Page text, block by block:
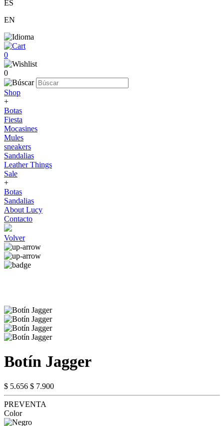
ES
EN
0
0
Shop
+
Botas
Fiesta
Mocasines
Mules
sneakers
Sandalias
Leather Things
Sale
+
Botas
Sandalias
About Lucy
Contacto
Volver
Botín Jagger
$ 5.656 $ 7.900
PREVENTA
Color